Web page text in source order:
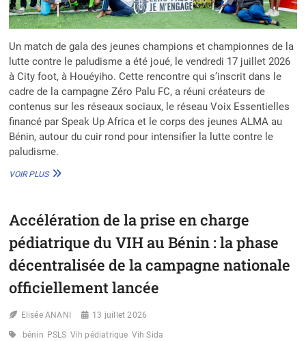
Un match de gala des jeunes champions et championnes de la
lutte contre le paludisme a été joué, le vendredi 17 juillet 2026
à City foot, à Houéyiho. Cette rencontre qui s’inscrit dans le
cadre de la campagne Zéro Palu FC, a réuni créateurs de
contenus sur les réseaux sociaux, le réseau Voix Essentielles
financé par Speak Up Africa et le corps des jeunes ALMA au
Bénin, autour du cuir rond pour intensifier la lutte contre le
paludisme.
VOIR PLUSMATCH
LE
SPEAK
AFRICA
MOBILISE
PLUSIEURS
POUR
UNE
Accélération de la prise en charge
pédiatrique du VIH au Bénin : la phase
décentralisée de la campagne nationale
officiellement lancée
Elisée ANANI 13 juillet 2026
bénin PSLS Vih pédiatrique Vih Sida